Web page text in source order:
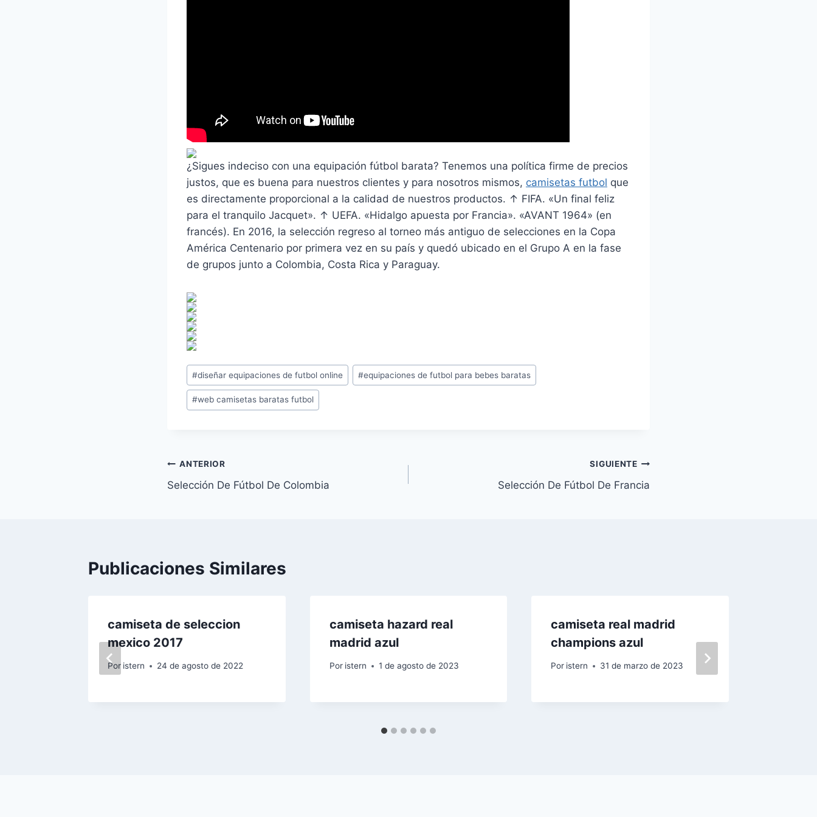
¿Sigues indeciso con una equipación fútbol barata? Tenemos una política firme de precios
justos, que es buena para nuestros clientes y para nosotros mismos, camisetas futbol que
es directamente proporcional a la calidad de nuestros productos. ↑ FIFA. «Un final feliz
para el tranquilo Jacquet». ↑ UEFA. «Hidalgo apuesta por Francia». «AVANT 1964» (en
francés). En 2016, la selección regreso al torneo más antiguo de selecciones en la Copa
América Centenario por primera vez en su país y quedó ubicado en el Grupo A en la fase
de grupos junto a Colombia, Costa Rica y Paraguay.
Etiquetas
de
la
#diseñar equipaciones de futbol online #equipaciones de futbol para bebes baratas
#web camisetas baratas futbol
Navegación
de
ANTERIOR
Selección De Fútbol De Colombia
SIGUIENTE
Selección De Fútbol De Francia
Publicaciones Similares
camiseta de seleccion
mexico 2017
Por istern 24 de agosto de 2022
camiseta hazard real
madrid azul
Por istern 1 de agosto de 2023
camiseta real madrid
champions azul
Por istern 31 de marzo de 2023